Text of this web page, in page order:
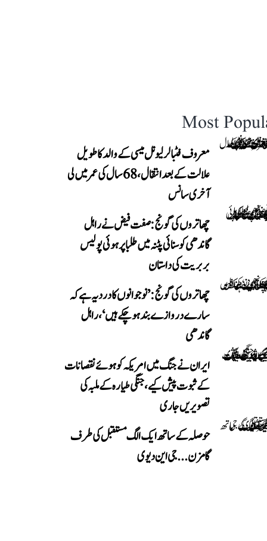
Most
معروف فٹبالر لیونل میسی کے والد کا طویل
علالت کے بعد انتقال، 68 سال کی عمر میں لی
آخری سانس
چھاتروں کی گونج: صفت فیض نے راہل
گاندھی کو سنائی پٹنہ میں طلبا پر ہوئی پولیس
بربریت کی داستان
چھاتروں کی گونج: ’نوجوانوں کا درد یہ ہے کہ
سارے دروازے بند ہو چکے ہیں‘، راہل
گاندھی
ایران نے جنگ میں امریکہ کو ہوئے نقصانات
کے ثبوت پیش کیے، جنگی طیارہ کے ملبہ کی
تصویریں جاری
حوصلہ کے ساتھ ایک الگ مستقبل کی طرف
گامزن... جی این دیوی